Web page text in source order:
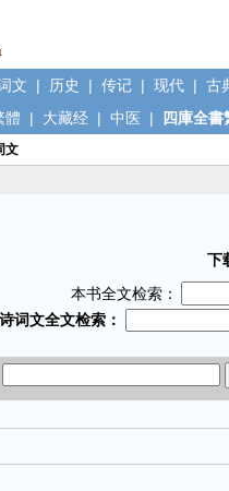
文 | 历史 | 传记 | 现代 | 古
體 | 大藏经 | 中医 | 四庫全書
文
下
本书全文检索：